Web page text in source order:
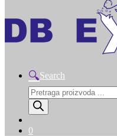
Search
Products
search
0